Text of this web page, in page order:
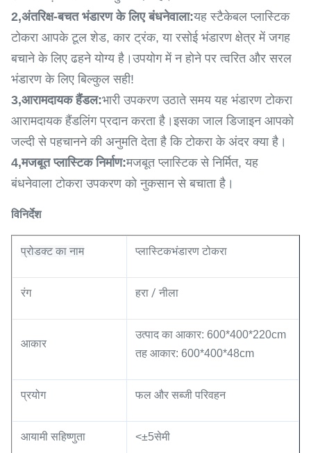
2,अंतरिक्ष-बचत भंडारण के लिए बंधनेवाला:यह स्टैकेबल प्लास्टिक
टोकरा आपके टूल शेड, कार ट्रंक, या रसोई भंडारण क्षेत्र में जगह
बचाने के लिए ढहने योग्य है।उपयोग में न होने पर त्वरित और सरल
भंडारण के लिए बिल्कुल सही!
3,आरामदायक हैंडल:भारी उपकरण उठाते समय यह भंडारण टोकरा
आरामदायक हैंडलिंग प्रदान करता है।इसका जाल डिजाइन आपको
जल्दी से पहचानने की अनुमति देता है कि टोकरा के अंदर क्या है।
4,मजबूत प्लास्टिक निर्माण:मजबूत प्लास्टिक से निर्मित, यह
बंधनेवाला टोकरा उपकरण को नुकसान से बचाता है।
विनिर्देश
प्रोडक्ट का नाम प्लास्टिकभंडारण टोकरा
रंग हरा / नीला
आकार
उत्पाद का आकार: 600*400*220cm
तह आकार: 600*400*48cm
प्रयोग फल और सब्जी परिवहन
आयामी सहिष्णुता <±5सेमी